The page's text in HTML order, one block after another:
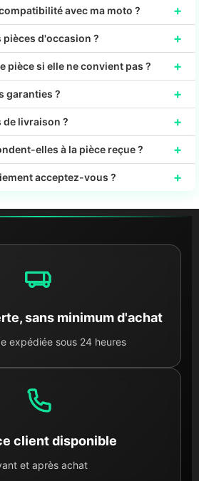
avec ma moto ? +
d'occasion ? +
pièce si elle ne convient pas ? +
garanties ? +
de livraison ? +
elles à la pièce reçue ? +
acceptez-vous ? +
sans minimum d'achat
expédiée sous 24 heures
client disponible
et après achat